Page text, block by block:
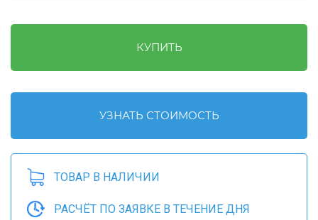
КУПИТЬ
УЗНАТЬ СТОИМОСТЬ
ТОВАР В НАЛИЧИИ
РАСЧЁТ ПО ЗАЯВКЕ В ТЕЧЕНИЕ ДНЯ